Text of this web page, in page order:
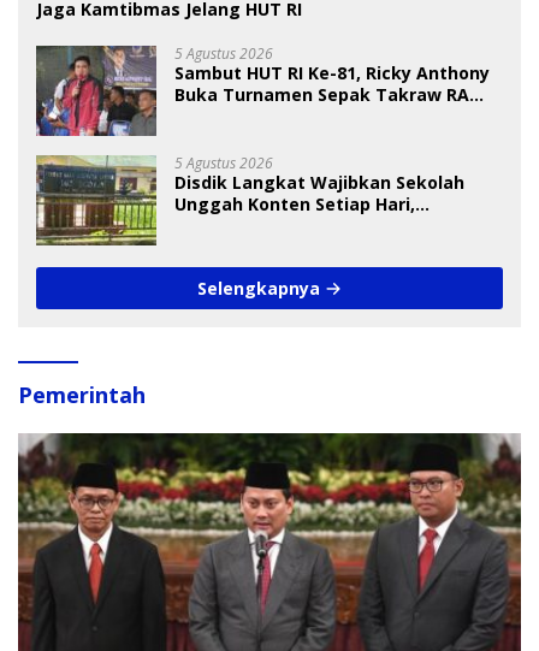
Jaga Kamtibmas Jelang HUT RI
5 Agustus 2026
Sambut HUT RI Ke-81, Ricky Anthony
Buka Turnamen Sepak Takraw RA
5 Agustus 2026
Disdik Langkat Wajibkan Sekolah
Unggah Konten Setiap Hari,
Selengkapnya
Pemerintah